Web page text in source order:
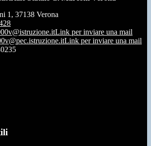
1, 37138 Verona
Link per inviare una mail
Link per inviare una mail